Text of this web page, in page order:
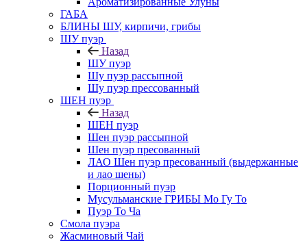
ГАБА
БЛИНЫ ШУ, кирпичи, грибы
ШУ пуэр
Назад
ШУ пуэр
Шу пуэр рассыпной
Шу пуэр прессованный
ШЕН пуэр
Назад
ШЕН пуэр
Шен пуэр рассыпной
Шен пуэр пресованный
ЛАО Шен пуэр пресованный (выдержанные
и лао шены)
Порционный пуэр
Мусульманские ГРИБЫ Мо Гу То
Пуэр То Ча
Смола пуэра
Жасминовый Чай